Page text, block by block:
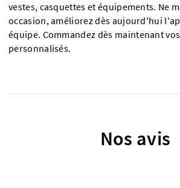
vestes, casquettes et équipements. Ne
occasion, améliorez dès aujourd'hui
équipe. Commandez dès maintenant
personnalisés.
Nos avis